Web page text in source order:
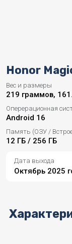
Honor
Вес и размеры
219 граммов,
Оперерационная
Android 16
Память (ОЗУ /
12 ГБ / 256 ГБ
Дата выхода
Октябрь 2025